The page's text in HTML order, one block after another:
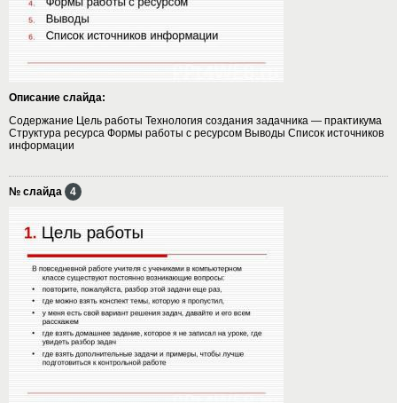
Описание слайда:
Содержание Цель работы Технология создания задачника — практикума
Структура ресурса Формы работы с ресурсом Выводы Список источников
информации
№ слайда 4